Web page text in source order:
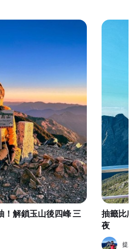
！解鎖玉山後四峰 三
抽籤比
夜
提